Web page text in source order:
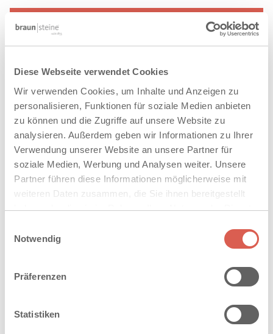
Diese Webseite verwendet Cookies
Wir verwenden Cookies, um Inhalte und Anzeigen zu
personalisieren, Funktionen für soziale Medien anbieten
zu können und die Zugriffe auf unsere Website zu
analysieren. Außerdem geben wir Informationen zu Ihrer
Verwendung unserer Website an unsere Partner für
soziale Medien, Werbung und Analysen weiter. Unsere
Partner führen diese Informationen möglicherweise mit
weiteren Daten zusammen, die Sie ihnen bereitgestellt
haben oder die sie im Rahmen Ihrer Nutzung der Dienste
Cookies, wenn Sie unsere Webseite weiterhin nutzen.
Notwendig
Präferenzen
Statistiken
AUF DIE MERKLISTE
REFERENZEN
VERWANDTE PRODUKTE
TWIST
DRAINFUGENSTEIN